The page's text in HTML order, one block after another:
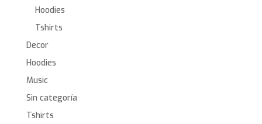
Hoodies
Tshirts
Decor
Hoodies
Music
Sin categoría
Tshirts